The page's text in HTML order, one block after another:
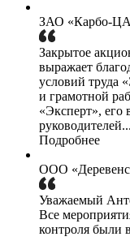
ЗАО «Карбо-
Закрытое
выражает
условий труда
и грамотной
«Эксперт»,
руководителей...
Подробнее
ООО
Уважаемый
Все
контроля были